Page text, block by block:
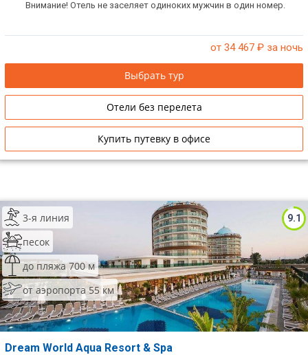
Внимание! Отель не заселяет одиноких мужчин в один номер.
от 34 467 ₽ за ночь
Выбрать тур
Отели без перелета
Купить путевку в офисе
9.1
3-я линия
песок
до пляжа 700 м
от аэропорта 55 км
Dream World Aqua Resort & Spa